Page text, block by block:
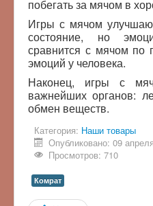
побегать за мячом в
Игры с мячом
состояние, но
сравнится с мячом по
эмоций у человека.
Наконец, игры с
важнейших органов:
обмен веществ.
Категория: Наши товары
Опубликовано: 09
Просмотров: 710
Комрат